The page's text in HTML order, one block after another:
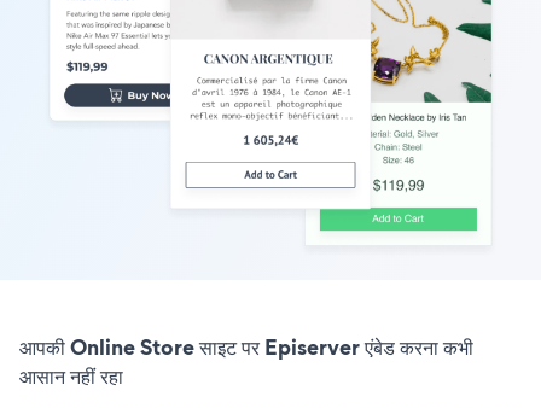
आपकी Online Store साइट पर Episerver एंबेड करना कभी
आसान नहीं रहा